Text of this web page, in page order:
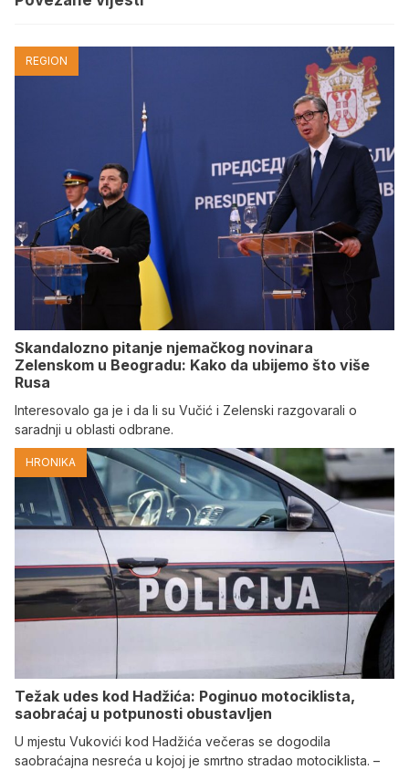
REGION
Skandalozno pitanje njemačkog novinara
Zelenskom u Beogradu: Kako da ubijemo što više
Rusa
Interesovalo ga je i da li su Vučić i Zelenski razgovarali o
saradnji u oblasti odbrane.
HRONIKA
Težak udes kod Hadžića: Poginuo motociklista,
saobraćaj u potpunosti obustavljen
U mjestu Vukovići kod Hadžića večeras se dogodila
saobraćajna nesreća u kojoj je smrtno stradao motociklista. –